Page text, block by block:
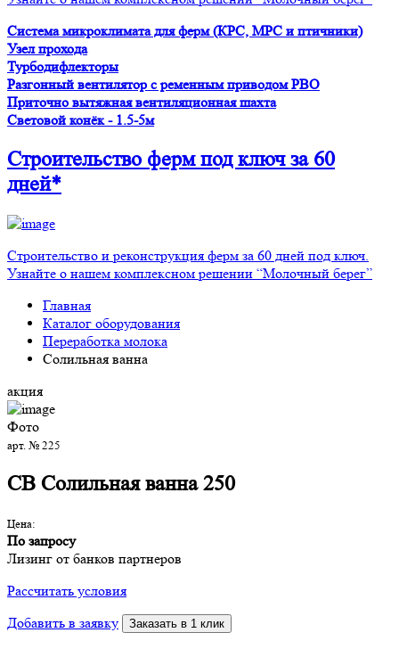
Система микроклимата для ферм (КРС, МРС и птичники)
Узел прохода
Турбодифлекторы
Разгонный вентилятор с ременным приводом PBO
Приточно вытяжная вентиляционная шахта
Световой конёк - 1.5-5м
Строительство фермпод ключ за 60
дней*
Строительство и реконструкция ферм за 60 дней под ключ.
Узнайте о нашем комплексном решении “Молочный берег”
Главная
Каталог оборудования
Переработка молока
Солильная ванна
акция
Фото
арт. № 225
СВ Солильная ванна 250
Цена:
По запросу
Лизинг от банков партнеров
Рассчитать условия
Добавить в заявку
Заказать в 1 клик